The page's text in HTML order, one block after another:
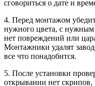
сговориться о дате и
4. Перед монтажом
нужного цвета, с
нет повреждений или
Монтажники удалят
все что понадобится.
5. После установки
открывании нет